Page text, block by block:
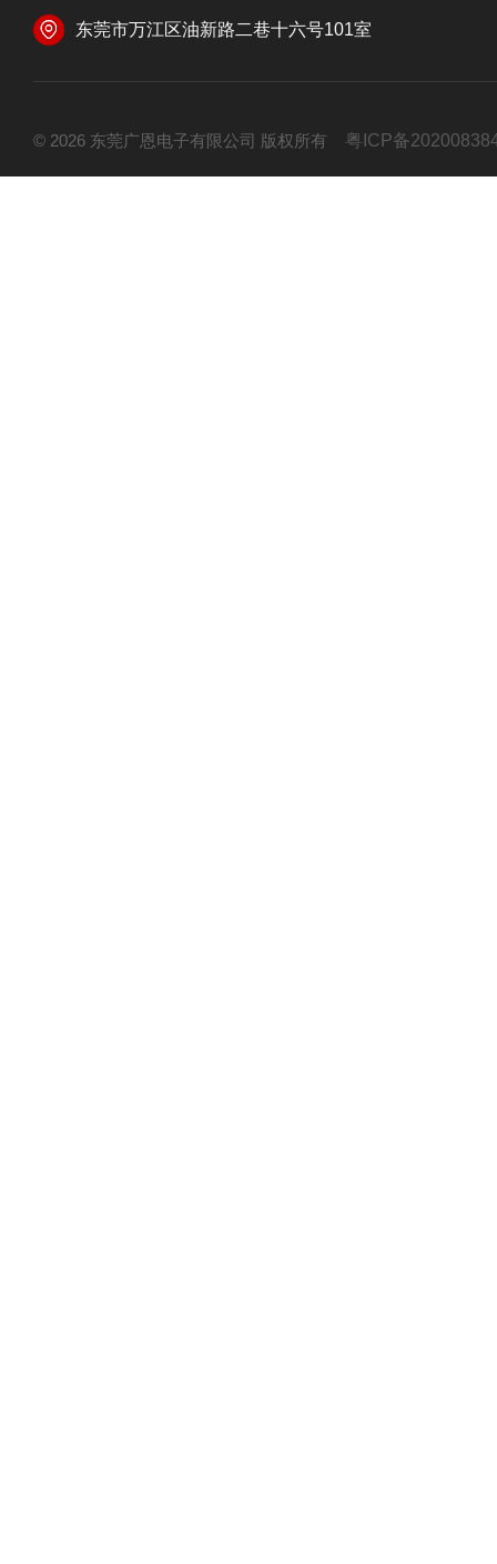
东莞市万江区油新路二巷十六号101室
© 2026 东莞广恩电子有限公司 版权所有 粤ICP备